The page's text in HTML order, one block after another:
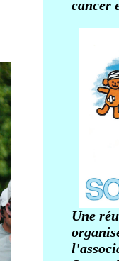
cancer
Une